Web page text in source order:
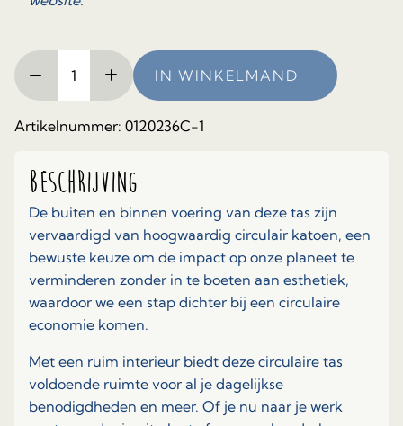
Royale
tas
gemaakt
van
stoffen
aantal
IN WINKELMAND
Artikelnummer: 0120236C-1
Beschrijving
De buiten en binnen voering van deze tas zijn
vervaardigd van hoogwaardig circulair katoen, een
bewuste keuze om de impact op onze planeet te
verminderen zonder in te boeten aan esthetiek,
waardoor we een stap dichter bij een circulaire
economie komen.
Met een ruim interieur biedt deze circulaire tas
voldoende ruimte voor al je dagelijkse
benodigdheden en meer. Of je nu naar je werk